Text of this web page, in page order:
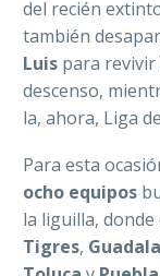
del recién
también
Luis para revivir
descenso,
la, ahora, Liga
Para esta
ocho equipos
la liguilla,
Tigres,